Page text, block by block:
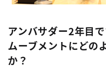
アンバサダー2年目
ムーブメントにどの
か？